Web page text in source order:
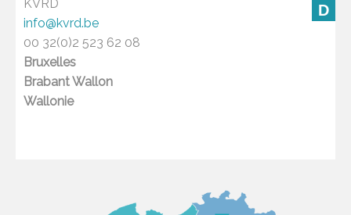
KVRD
info@kvrd.be
00 32(0)2 523 62 08
Bruxelles
Brabant Wallon
Wallonie
D